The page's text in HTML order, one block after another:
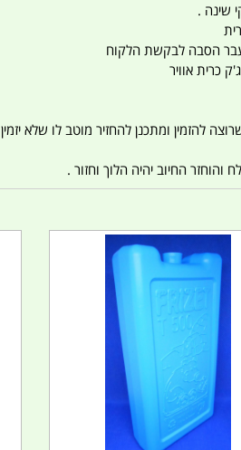
שינה .
עבר הסבה לבקשת הלקוח
כרית אוויר
להזמין ומתכנן להחזיר מוטב לו שלא יזמין
החיוב יהיה הלוך וחזור .